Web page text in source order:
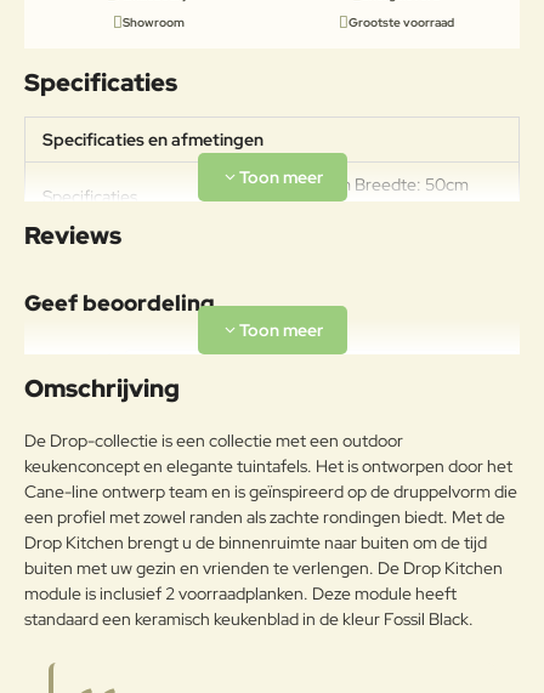
Showroom
Grootste voorraad
Specificaties
Specificaties en afmetingen
Specificaties
Lengte: 100cm Breedte: 50cm
Hoogte: 93cm Gewicht: 31kg
Teak
de tafel minstens twee keer per
jaar geolied worden.Om de
Cane-line Teak
verzorgingsproducten te
gebruiken. Onze
verzorgingsproducten helpen om
de mooie en warme goudbruine
kleur van je teakmeubelen te
behouden.
Reviews
Geef beoordeling
Uw naam:
g:
Note:HTML-code wordt niet vertaald!
Waardering:
Waarderin
g:
Slecht Goed
Omschrijving
De Drop-collectie is een collectie met een outdoor
keukenconcept en elegante tuintafels. Het is ontworpen door het
Cane-line ontwerp team en is geïnspireerd op de druppelvorm die
een profiel met zowel randen als zachte rondingen biedt. Met de
Drop Kitchen brengt u de binnenruimte naar buiten om de tijd
buiten met uw gezin en vrienden te verlengen. De Drop Kitchen
module is inclusief 2 voorraadplanken. Deze module heeft
standaard een keramisch keukenblad in de kleur Fossil Black.